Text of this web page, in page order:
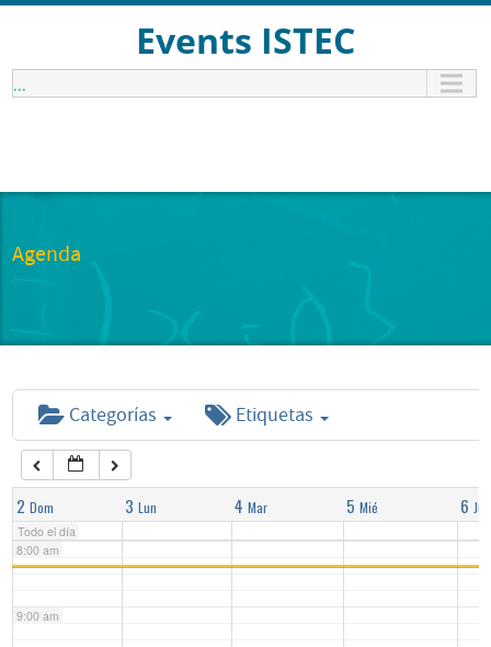
Events ISTEC
...
Agenda
Categorías Etiquetas
2 Dom 3 Lun 4 Mar 5 Mié 6 Jue
Todo el día
1:00 am
6:00 am
7:00 am
8:00 am
9:00 am